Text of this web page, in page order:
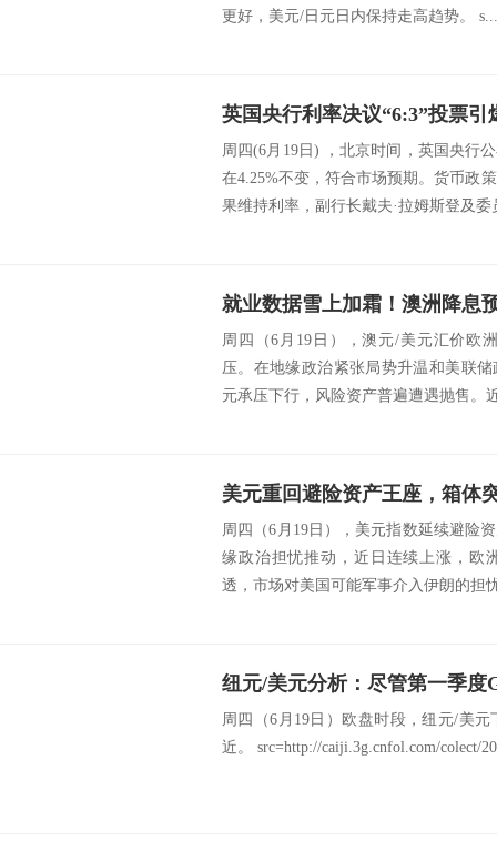
更好，美元/日元日内保持走高趋势。 s...
周四(6月19日) ，北京时间，英国央行
在4.25%不变，符合市场预期。货币政
果维持利率，副行长戴夫·拉姆斯登及委
周四（6月19日），澳元/美元汇价欧
压。在地缘政治紧张局势升温和美联
元承压下行，风险资产普遍遭遇抛售。
美元重回避险资产王座，箱体
周四（6月19日），美元指数延续避险
缘政治担忧推动，近日连续上涨，欧
透，市场对美国可能军事介入伊朗的担
周四（6月19日）欧盘时段，纽元/美元
近。 src=http://caiji.3g.cnfol.com/colect/